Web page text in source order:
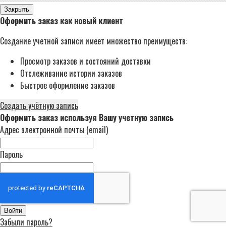
Закрыть
Оформить заказ как новый клиент
Создание учетной записи имеет множество преимуществ:
Просмотр заказов и состояний доставки
Отслеживание истории заказов
Быстрое оформление заказов
Создать учётную запись
Оформить заказ используя Вашу учетную запись
Адрес электронной почты (email)
Пароль
Войти
Забыли пароль?